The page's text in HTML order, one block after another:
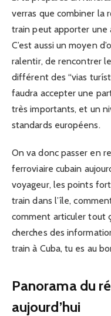
verras que combiner la
train peut apporter une
C’est aussi un moyen
ralentir, de rencontrer
différent des “vias
faudra accepter une
très importants, et un
standards européens.
On va donc passer en
ferroviaire cubain
voyageur, les points
train dans l’île,
comment articuler tout
cherches des
train à Cuba, tu es au
Panorama du
aujourd’hui